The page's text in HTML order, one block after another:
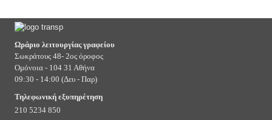
Ωράριο λειτουργίας γραφείου
Σωκράτους 48- 2ος όροφος
Ομόνοια - 104 31 Αθήνα
09:30 - 14:00 (Δευ - Παρ)
Τηλεφωνική εξυπηρέτηση
210 5234 850